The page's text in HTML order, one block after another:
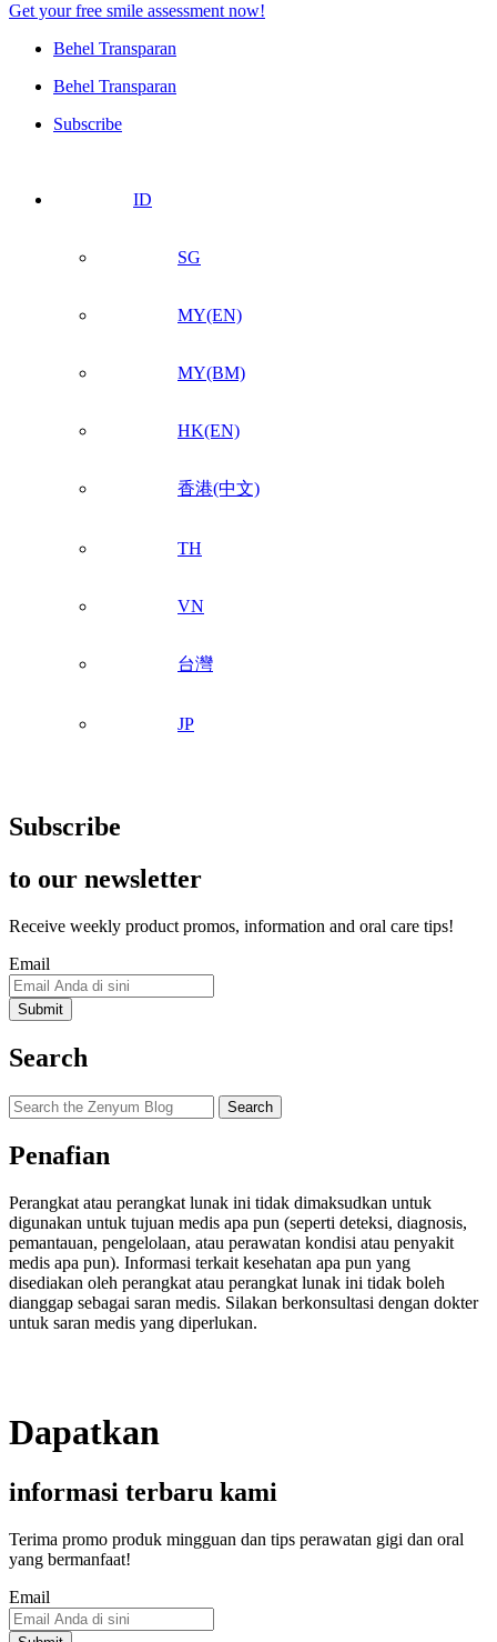
Get your free smile assessment now!
Behel Transparan
Behel Transparan
Subscribe
ID
SG
MY(EN)
MY(BM)
HK(EN)
香港(中文)
TH
VN
台灣
JP
Subscribe
to our newsletter
Receive weekly product promos, information and oral care tips!
Email
Search
Search
Penafian
Perangkat atau perangkat lunak ini tidak dimaksudkan untuk
digunakan untuk tujuan medis apa pun (seperti deteksi, diagnosis,
pemantauan, pengelolaan, atau perawatan kondisi atau penyakit
medis apa pun). Informasi terkait kesehatan apa pun yang
disediakan oleh perangkat atau perangkat lunak ini tidak boleh
dianggap sebagai saran medis. Silakan berkonsultasi dengan dokter
untuk saran medis yang diperlukan.
Dapatkan
informasi terbaru kami
Terima promo produk mingguan dan tips perawatan gigi dan oral
yang bermanfaat!
Email